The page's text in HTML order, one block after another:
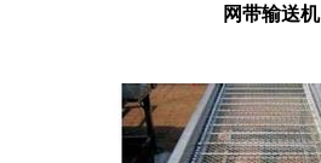
网带输送机